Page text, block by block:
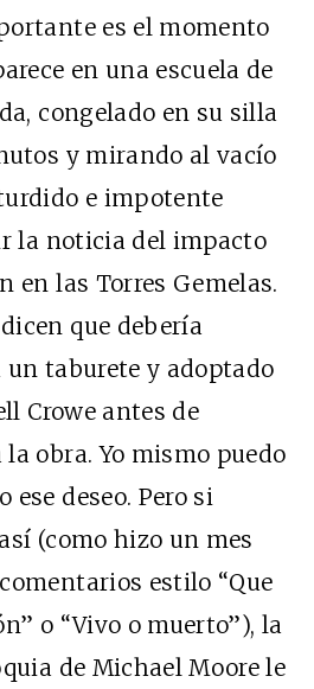
es el momento
en una escuela de
congelado en su silla
y mirando al vacío
e impotente
la noticia del impacto
en las Torres Gemelas.
que debería
un taburete y adoptado
Crowe antes de
obra. Yo mismo puedo
deseo. Pero si
(como hizo un mes
estilo “Que
o “Vivo o muerto”), la
de Michael Moore le